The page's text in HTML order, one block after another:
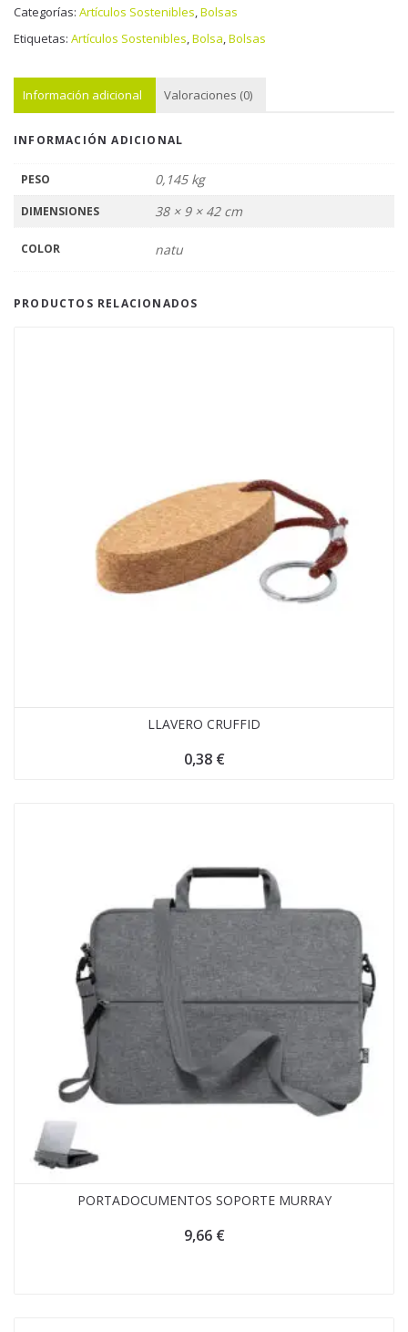
Categorías: Artículos Sostenibles,Bolsas
Etiquetas: Artículos Sostenibles,Bolsa,Bolsas
Información adicional Valoraciones (0)
INFORMACIÓN ADICIONAL
PESO 0,145 kg
DIMENSIONES 38 × 9 × 42 cm
COLOR natu
PRODUCTOS RELACIONADOS
LLAVERO CRUFFID
0,38 €
PORTADOCUMENTOS SOPORTE MURRAY
9,66 €